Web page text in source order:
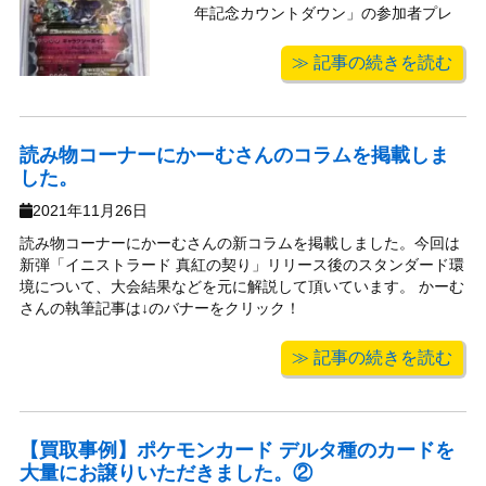
年記念カウントダウン」の参加者プレ
EX』をお譲りいただきました。 公式ペ
ドです。登場の予定は現状ありませ
ん。」との文言があること ...
≫ 記事の続きを読む
読み物コーナーにかーむさんのコラムを掲載しま
した。
2021年11月26日
読み物コーナーにかーむさんの新コラムを掲載しました。今回は
新弾「イニストラード 真紅の契り」リリース後のスタンダード環
境について、大会結果などを元に解説して頂いています。 かーむ
さんの執筆記事は↓のバナーをクリック！
≫ 記事の続きを読む
【買取事例】ポケモンカード デルタ種のカードを
大量にお譲りいただきました。②